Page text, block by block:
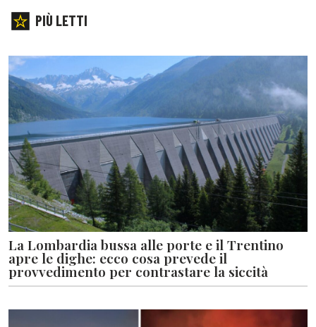
PIÙ LETTI
La Lombardia bussa alle porte e il Trentino
apre le dighe: ecco cosa prevede il
provvedimento per contrastare la siccità